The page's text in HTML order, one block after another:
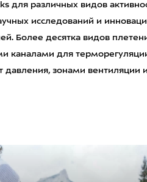
для различных видов
исследований и
Более десятка видов
каналами для
давления, зонами вентиляции